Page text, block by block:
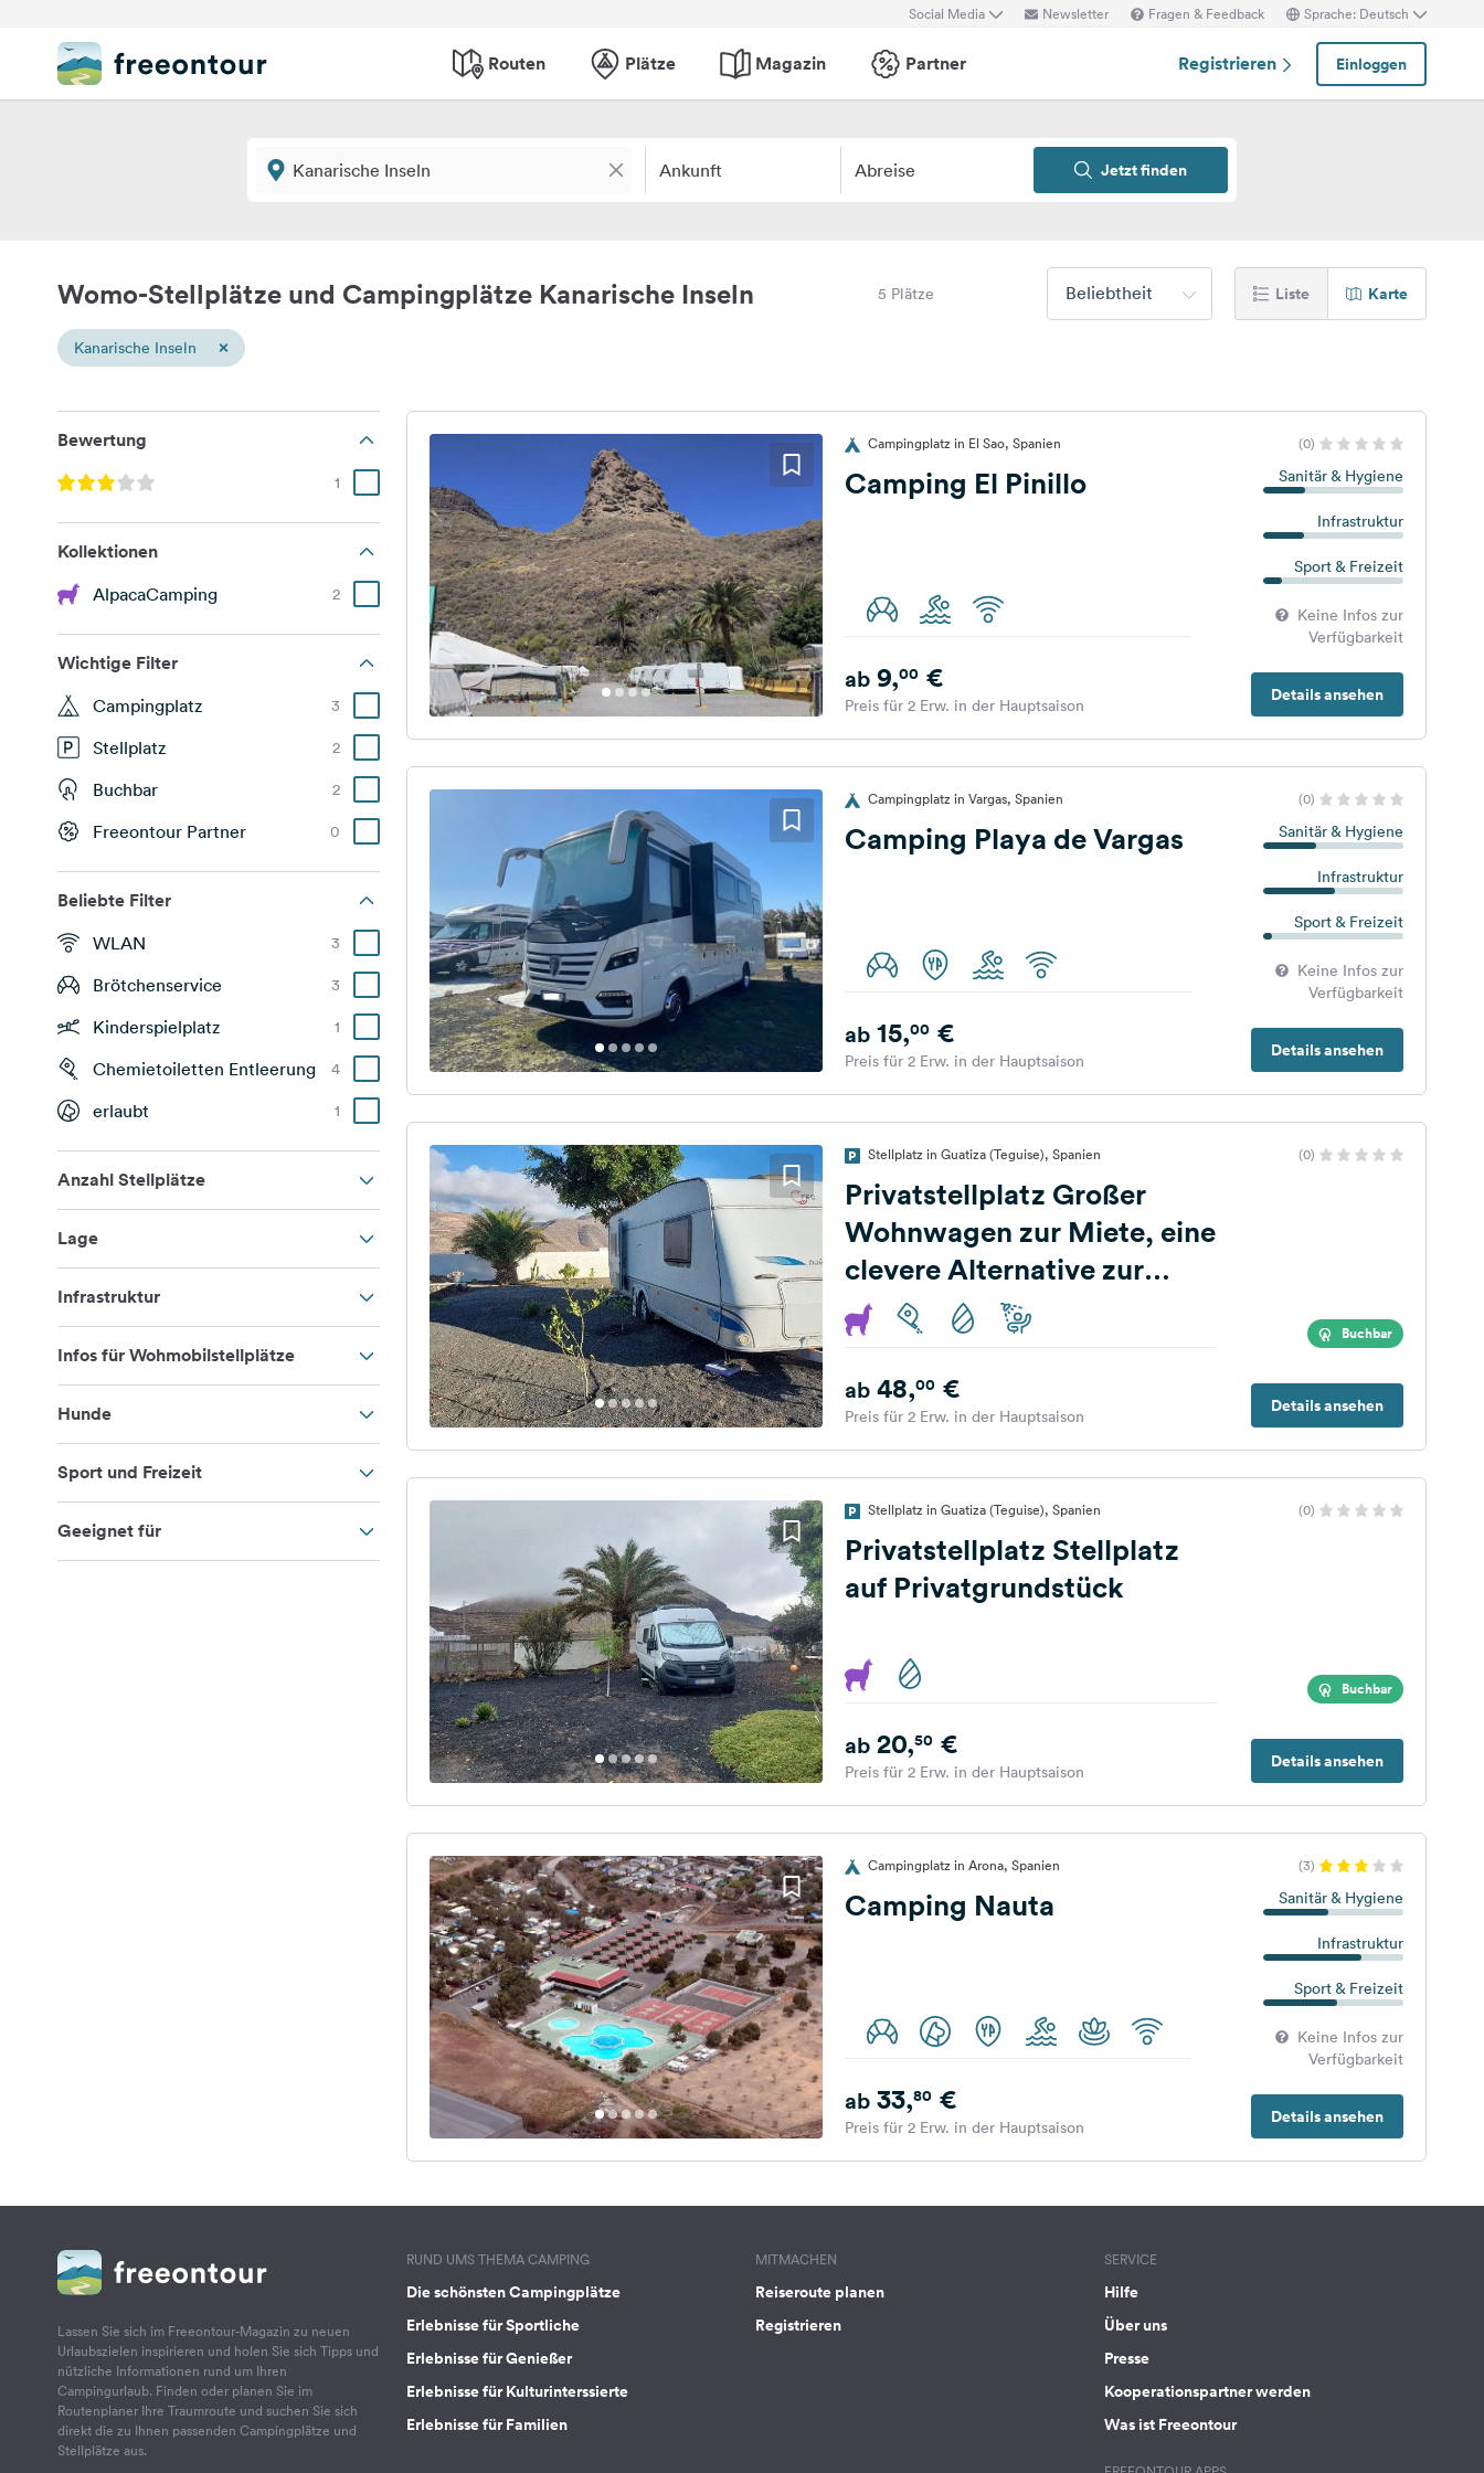
Social Media Newsletter Fragen & Feedback Sprache: Deutsch
Routen Plätze Magazin Partner Registrieren Einloggen
Ankunft Abreise Jetzt finden
Womo-Stellplätze und Campingplätze Kanarische Inseln 5 Plätze Beliebtheit Liste Karte
Kanarische Inseln ×
Bewertung
1
Kollektionen
AlpacaCamping 2
Wichtige Filter
Campingplatz 3
Stellplatz 2
Buchbar 2
Freeontour Partner 0
Beliebte Filter
WLAN 3
Brötchenservice 3
Kinderspielplatz 1
Chemietoiletten Entleerung 4
erlaubt 1
Anzahl Stellplätze
Lage
Infrastruktur
Infos für Wohmobilstellplätze
Hunde
Sport und Freizeit
Geeignet für
Campingplatz in El Sao, Spanien (0)
Camping El Pinillo Sanitär & Hygiene
Infrastruktur
Sport & Freizeit
Keine Infos zur
Verfügbarkeit
Details ansehen
ab9,00€
Preis für 2 Erw. in der Hauptsaison
Campingplatz in Vargas, Spanien (0)
Camping Playa de Vargas Sanitär & Hygiene
Infrastruktur
Sport & Freizeit
Keine Infos zur
Verfügbarkeit
Details ansehen
ab15,00€
Preis für 2 Erw. in der Hauptsaison
Stellplatz in Guatiza (Teguise), Spanien (0)
Privatstellplatz Großer
Wohnwagen zur Miete, eine
clevere Alternative zur
Ferienwohnung
Buchbar
Details ansehen
ab48,00€
Preis für 2 Erw. in der Hauptsaison
Stellplatz in Guatiza (Teguise), Spanien (0)
Privatstellplatz Stellplatz
auf Privatgrundstück
Buchbar
Details ansehen
ab20,50€
Preis für 2 Erw. in der Hauptsaison
Campingplatz in Arona, Spanien (3)
Camping Nauta Sanitär & Hygiene
Infrastruktur
Sport & Freizeit
Keine Infos zur
Verfügbarkeit
Details ansehen
ab33,80€
Preis für 2 Erw. in der Hauptsaison
Lassen Sie sich im Freeontour-Magazin zu neuen
Urlaubszielen inspirieren und holen Sie sich Tipps und
nützliche Informationen rund um Ihren
Campingurlaub. Finden oder planen Sie im
Routenplaner Ihre Traumroute und suchen Sie sich
direkt die zu Ihnen passenden Campingplätze und
Stellplätze aus.
RUND UMS THEMA CAMPING
Die schönsten Campingplätze
Erlebnisse für Sportliche
Erlebnisse für Genießer
Erlebnisse für Kulturinterssierte
Erlebnisse für Familien
MITMACHEN
Reiseroute planen
Registrieren
SERVICE
Hilfe
Über uns
Presse
Kooperationspartner werden
Was ist Freeontour